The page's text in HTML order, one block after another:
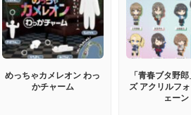
めっちゃカメレオン わっ
かチャーム
「青春ブタ野
ズ アクリルフ
ェーン